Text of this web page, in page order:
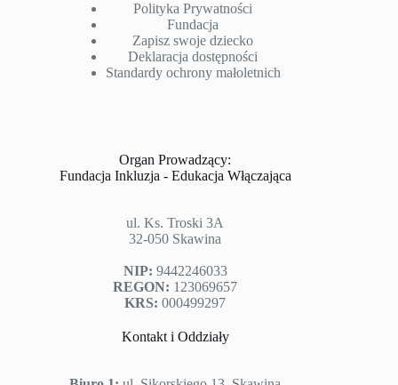
Polityka Prywatności
Fundacja
Zapisz swoje dziecko
Deklaracja dostępności
Standardy ochrony małoletnich
Organ Prowadzący:
Fundacja Inkluzja - Edukacja Włączająca
ul. Ks. Troski 3A
32-050 Skawina
NIP: 9442246033
REGON: 123069657
KRS: 000499297
Kontakt i Oddziały